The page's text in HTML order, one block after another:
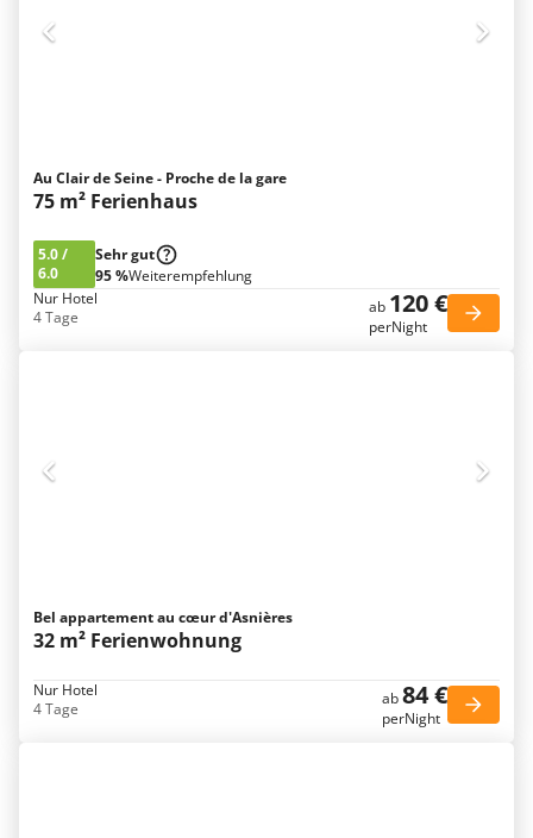
Au Clair de Seine - Proche de la gare
75 m² Ferienhaus
5.0/
6.0
Sehr gut
95 %Weiterempfehlung
Nur Hotel
4 Tage
ab 120 €
perNight
Bel appartement au cœur d'Asnières
32 m² Ferienwohnung
Nur Hotel
4 Tage
ab84 €
perNight